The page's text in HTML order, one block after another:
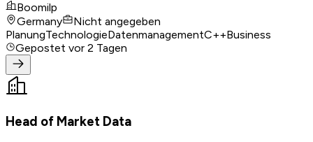
Boomilp
Germany
Nicht angegeben
PlanungTechnologieDatenmanagementC++Business
Gepostet vor 2 Tagen
Head of Market Data